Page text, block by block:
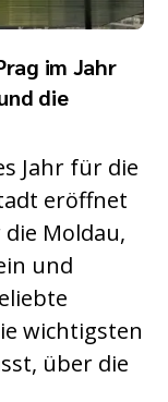
im Jahr
die
Jahr für die
eröffnet
Moldau,
und
wichtigsten
über die